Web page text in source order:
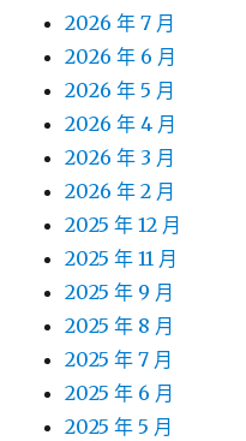
2026 年 7 月
2026 年 6 月
2026 年 5 月
2026 年 4 月
2026 年 3 月
2026 年 2 月
2025 年 12 月
2025 年 11 月
2025 年 9 月
2025 年 8 月
2025 年 7 月
2025 年 6 月
2025 年 5 月